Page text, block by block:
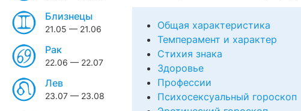
Близнецы
21.05 — 21.06
Рак
22.06 — 22.07
Лев
23.07 — 23.08
Общая характеристика
Темперамент и характер
Стихия знака
Здоровье
Профессии
Психосексуальный гороскоп